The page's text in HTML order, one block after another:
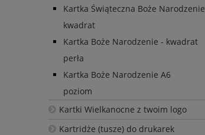
Kartka Świąteczna Boże Narodzenie
kwadrat
Kartka Boże Narodzenie - kwadrat
perła
Kartka Boże Narodzenie A6
poziom
Kartki Wielkanocne z twoim logo
Kartridże (tusze) do drukarek